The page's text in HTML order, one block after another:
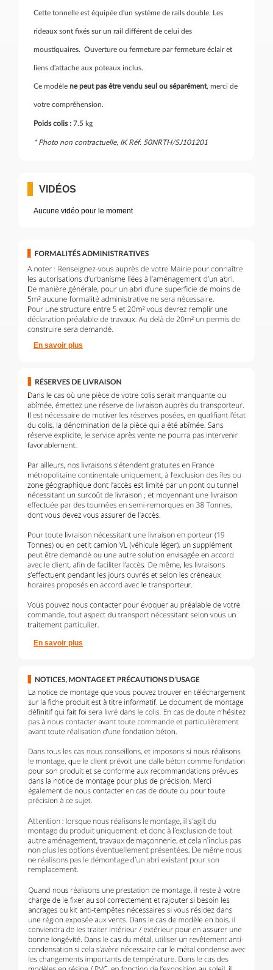
Cette tonnelle est équipée d'un système de rails double. Les
rideaux sont fixés sur un rail différent de celui des
moustiquaires. Ouverture ou fermeture par fermeture éclair et
liens d'attache aux poteaux inclus.
Ce modèle ne peut pas être vendu seul ou séparément, merci de
votre compréhension.
Poids colis : 7.5 kg
* Photo non contractuelle, IK Réf. 50NRTH/SJ101201
VIDÉOS
Aucune vidéo pour le moment
En savoir plus
En savoir plus